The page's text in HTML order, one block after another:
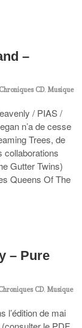
–
Chroniques CD, Musique
/ PIAS /
n’a de cesse
Trees, de
collaborations
Gutter Twins)
Queens Of The
– Pure
CD, Musique
l’édition de mai